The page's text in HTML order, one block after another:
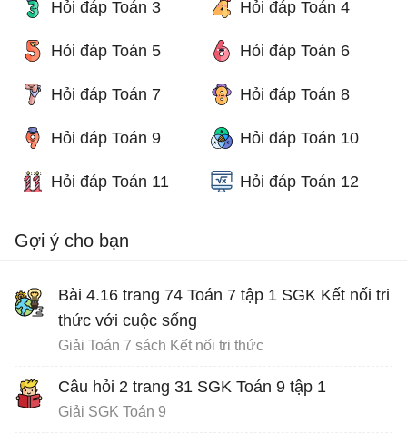
Hỏi đáp Toán 3 Hỏi đáp Toán 4
Hỏi đáp Toán 5 Hỏi đáp Toán 6
Hỏi đáp Toán 7 Hỏi đáp Toán 8
Hỏi đáp Toán 9 Hỏi đáp Toán 10
Hỏi đáp Toán 11 Hỏi đáp Toán 12
Gợi ý cho bạn
Bài 4.16 trang 74 Toán 7 tập 1 SGK Kết nối tri
thức với cuộc sống
Giải Toán 7 sách Kết nối tri thức
Câu hỏi 2 trang 31 SGK Toán 9 tập 1
Giải SGK Toán 9